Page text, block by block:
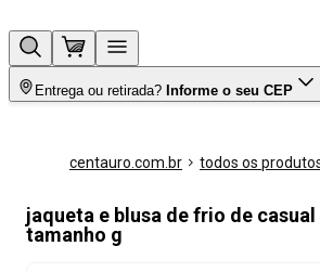
Entrega ou retirada? Informe o seu CEP
centauro.com.br todos os
jaqueta e blusa de frio de
tamanho g